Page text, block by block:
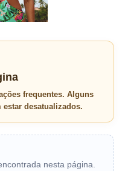
frequentes. Alguns
desatualizados.
nesta página.